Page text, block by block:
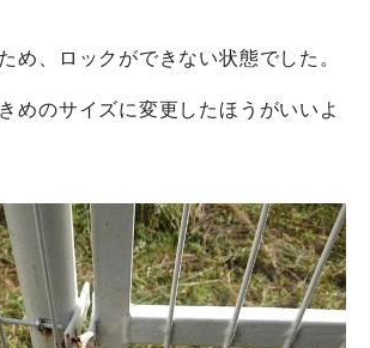
め、ロックができない状態でした。
めのサイズに変更したほうがいいよ